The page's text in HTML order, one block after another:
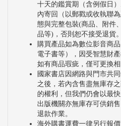
十天的鑑賞期（含例假日
內寄回（以郵戳或收執聯
態與完整包裝(商品、附件
品等)，否則恕不接受退貨。
購買產品如為數位影音商
電子書等），因受智慧財
如有商品瑕疵，僅可更換相
國家書店因網路與門市共
之後，若內含售盡無庫存
的權利，但我們仍會以最
出版機關亦無庫存可供銷
退款作業。
海外購書運費一律另行報